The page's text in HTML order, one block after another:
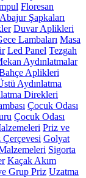
Floresan
Abajur Şapkaları
Duvar Aplikleri
Lambaları Masa
Led Panel Tezgah
Aydınlatmalar
Aplikleri
Aydınlatma
Direkleri
Çocuk Odası
Çocuk Odası
Priz ve
Çerçevesi Golyat
Sigorta
Kaçak Akım
Grup Priz Uzatma